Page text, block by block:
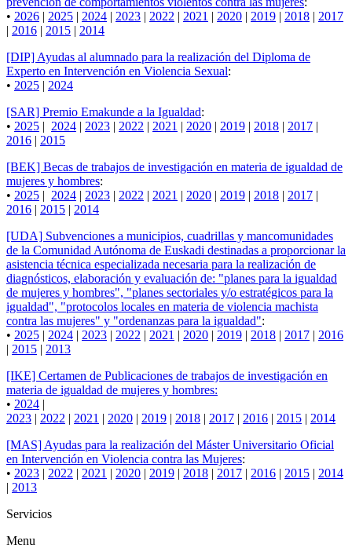
• 2026 | 2025 | 2024 | 2023 | 2022 | 2021 | 2020 | 2019 | 2018 | 2017
| 2016 | 2015 | 2014
[DIP] Ayudas al alumnado para la realización del Diploma de
Experto en Intervención en Violencia Sexual:
• 2025 | 2024
[SAR] Premio Emakunde a la Igualdad:
• 2025 | 2024 | 2023 | 2022 | 2021 | 2020 | 2019 | 2018 | 2017 |
2016 | 2015
[BEK] Becas de trabajos de investigación en materia de igualdad de
mujeres y hombres:
• 2025 | 2024 | 2023 | 2022 | 2021 | 2020 | 2019 | 2018 | 2017 |
2016 | 2015 | 2014
[UDA] Subvenciones a municipios, cuadrillas y mancomunidades
de la Comunidad Autónoma de Euskadi destinadas a proporcionar la
asistencia técnica especializada necesaria para la realización de
diagnósticos, elaboración y evaluación de: "planes para la igualdad
de mujeres y hombres", "planes sectoriales y/o estratégicos para la
igualdad", "protocolos locales en materia de violencia machista
contra las mujeres" y "ordenanzas para la igualdad":
• 2025 | 2024 | 2023 | 2022 | 2021 | 2020 | 2019 | 2018 | 2017 | 2016
| 2015 | 2013
[IKE] Certamen de Publicaciones de trabajos de investigación en
materia de igualdad de mujeres y hombres:
• 2024 |
2023 | 2022 | 2021 | 2020 | 2019 | 2018 | 2017 | 2016 | 2015 | 2014
[MAS] Ayudas para la realización del Máster Universitario Oficial
en Intervención en Violencia contra las Mujeres:
• 2023 | 2022 | 2021 | 2020 | 2019 | 2018 | 2017 | 2016 | 2015 | 2014
| 2013
Servicios
Menu